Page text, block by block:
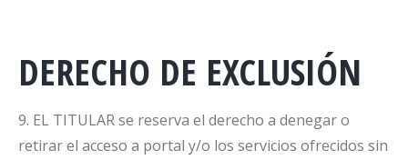
DERECHO DE EXCLUSIÓN
9. EL TITULAR se reserva el derecho a denegar o
retirar el acceso a portal y/o los servicios ofrecidos sin